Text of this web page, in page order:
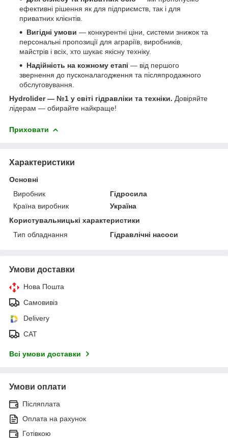
ефективні рішення як для підприємств, так і для
приватних клієнтів.
Вигідні умови — конкурентні ціни, системи знижок та
персональні пропозиції для аграріїв, виробників,
майстрів і всіх, хто шукає якісну техніку.
Надійність на кожному етапі — від першого
звернення до пусконалагодження та післяпродажного
обслуговування.
Hydrolider — №1 у світі гідравліки та техніки. Довіряйте
лідерам — обирайте найкраще!
Приховати
Характеристики
Основні
Виробник
Гідросила
Країна виробник
Україна
Користувальницькі характеристики
Тип обладнання
Гідравлічні насоси
Умови доставки
Нова Пошта
Самовивіз
Delivery
САТ
Всі умови доставки
Умови оплати
Післяплата
Оплата на рахунок
Готівкою